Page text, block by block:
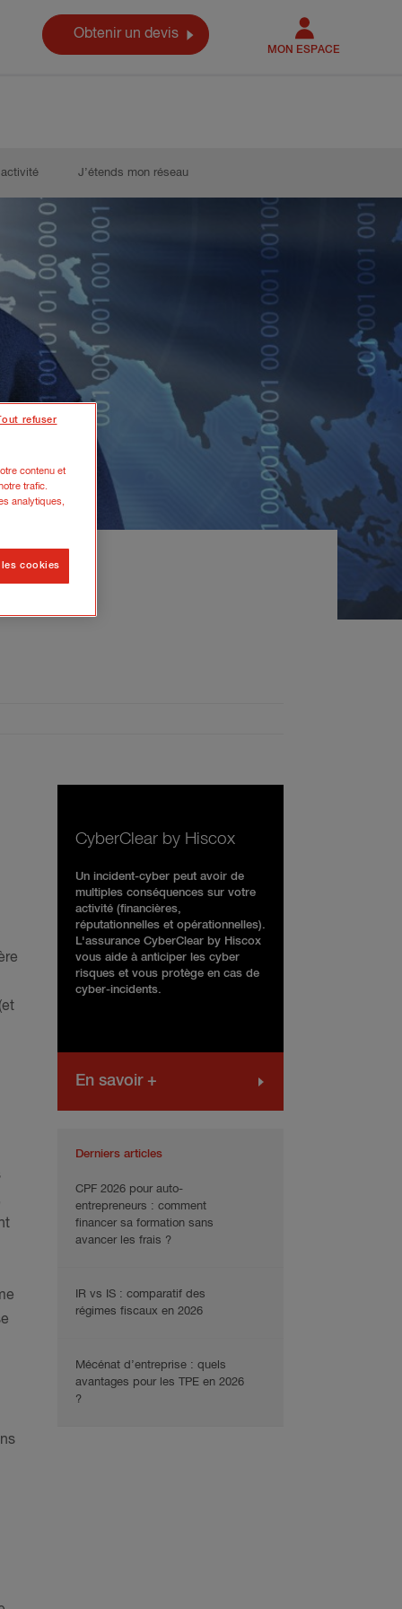
Obtenir un devis
MON ESPACE
J’étends mon réseau
CyberClear by Hiscox
Un incident-cyber peut avoir de
multiples conséquences sur votre
activité (financières,
réputationnelles et opérationnelles).
L'assurance CyberClear by Hiscox
vous aide à anticiper les cyber
risques et vous protège en cas de
cyber-incidents.
En savoir +
Derniers articles
CPF 2026 pour auto-
entrepreneurs : comment
financer sa formation sans
avancer les frais ?
IR vs IS : comparatif des
régimes fiscaux en 2026
Mécénat d’entreprise : quels
avantages pour les TPE en 2026
?
contenu et
trafic.
analytiques,
refuser
cookies